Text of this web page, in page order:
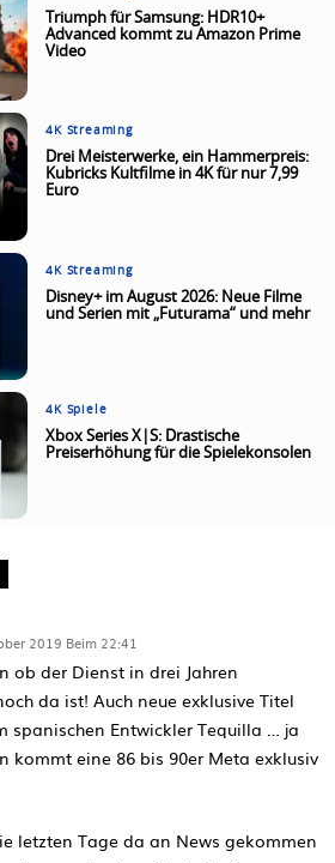
Triumph für Samsung: HDR10+
Advanced kommt zu Amazon Prime
Video
4K Streaming
Drei Meisterwerke, ein Hammerpreis:
Kubricks Kultfilme in 4K für nur 7,99
Euro
4K Streaming
Disney+ im August 2026: Neue Filme
und Serien mit „Futurama“ und mehr
4K Spiele
Xbox Series X|S: Drastische
Preiserhöhung für die Spielekonsolen
2019 Beim 22:41
ob der Dienst in drei Jahren
da ist! Auch neue exklusive Titel
spanischen Entwickler Tequilla … ja
kommt eine 86 bis 90er Meta exklusiv
letzten Tage da an News gekommen